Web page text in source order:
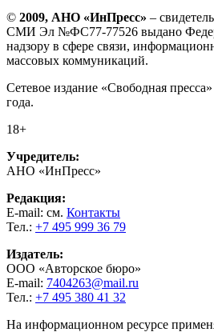
© 2009, АНО «ИнПресс» –
СМИ Эл №ФС77-77526 выдано
надзору в сфере связи,
массовых коммуникаций.
Сетевое издание «Свободная
года.
18+
Учредитель:
АНО «ИнПресс»
Редакция:
E-mail: см. Контакты
Тел.: +7 495 999 36 79
Издатель:
ООО «Авторское бюро»
E-mail: 7404263@mail.ru
Тел.: +7 495 380 41 32
На информационном ресурсе